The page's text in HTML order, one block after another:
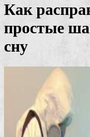
Как
простые
сну